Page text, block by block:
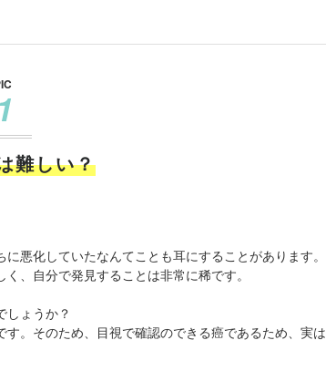
難しい？
悪化していたなんてことも耳にすることがあります。
、自分で発見することは非常に稀です。
しょうか？
。そのため、目視で確認のできる癌であるため、実は